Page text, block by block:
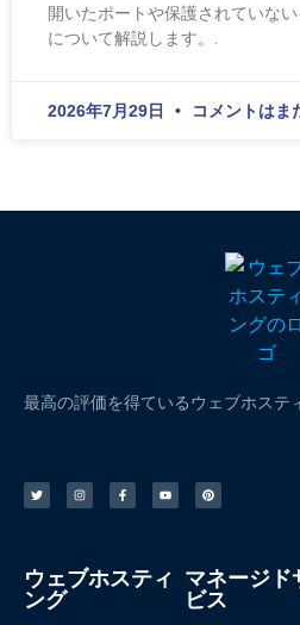
開いたポートや保護されていな
について解説します。.
2026年7月29日 コメントはま
最高の評価を得ているウェブホステ
ウェブホスティ
ング
マネージド
ビス